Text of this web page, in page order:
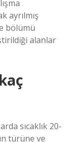
ayrılmış
bölümü
alanlar
sıcaklık 20-
türüne ve